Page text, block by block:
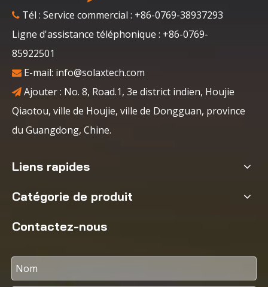
 Tél : Service commercial : +86-0769-38937293
Ligne d'assistance téléphonique : +86-0769-
85922501
 E-mail: info@solaxtech.com
 Ajouter : No. 8, Road.1, 3e district indien, Houjie
Qiaotou, ville de Houjie, ville de Dongguan, province
du Guangdong, Chine.
Liens rapides
Catégorie de produit
Contactez-nous